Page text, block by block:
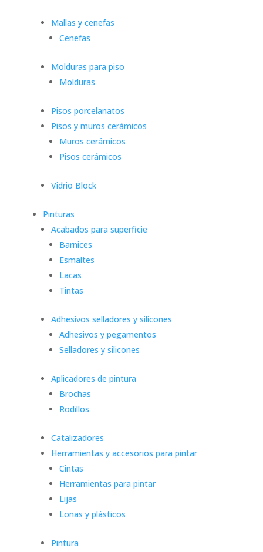
Mallas y cenefas
Cenefas
Molduras para piso
Molduras
Pisos porcelanatos
Pisos y muros cerámicos
Muros cerámicos
Pisos cerámicos
Vidrio Block
Pinturas
Acabados para superficie
Barnices
Esmaltes
Lacas
Tintas
Adhesivos selladores y silicones
Adhesivos y pegamentos
Selladores y silicones
Aplicadores de pintura
Brochas
Rodillos
Catalizadores
Herramientas y accesorios para pintar
Cintas
Herramientas para pintar
Lijas
Lonas y plásticos
Pintura